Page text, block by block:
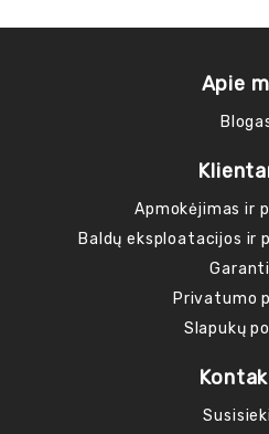
Apie
Apmokėjimas ir
Baldų eksploatacijos ir
Privatumo
Slapukų